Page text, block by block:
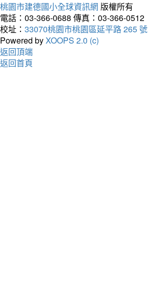
桃園市建德國小全球資訊網 版權所有
電話：03-366-0688 傳真：03-366-0512
校址： 33070桃園市桃園區延平路 265 號
Powered byXOOPS 2.0 (c)
返回頂端
返回首頁